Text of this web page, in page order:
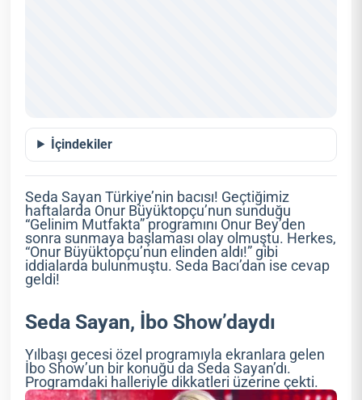
İçindekiler
Seda Sayan Türkiye’nin bacısı! Geçtiğimiz
haftalarda Onur Büyüktopçu’nun sunduğu
“Gelinim Mutfakta” programını Onur Bey’den
sonra sunmaya başlaması olay olmuştu. Herkes,
“Onur Büyüktopçu’nun elinden aldı!” gibi
iddialarda bulunmuştu. Seda Bacı’dan ise cevap
geldi!
Seda Sayan, İbo Show’daydı
Yılbaşı gecesi özel programıyla ekranlara gelen
İbo Show’un bir konuğu da Seda Sayan’dı.
Programdaki halleriyle dikkatleri üzerine çekti.